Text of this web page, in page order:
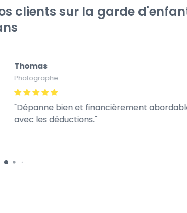
clients sur la garde
Thomas
Photographe
Dépanne bien et financièrement
avec les déductions.